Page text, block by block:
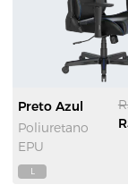
Preto Azul
Poliuretano
EPU
L